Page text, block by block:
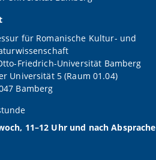
für Romanische Kultur- und
Friedrich-Universität Bamberg
Universität 5 (Raum 01.04)
Bamberg
11–12 Uhr und nach Absprache